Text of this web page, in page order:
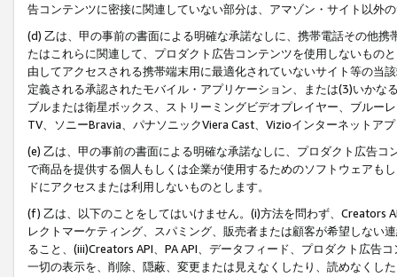
告コンテンツに密接に関連していない部分は、アマゾン・サイト以外
(d) 乙は、甲の事前の書面による明確な承諾なしに、携帯電話その他
たはこれらに関連して、プロダクト広告コンテンツを使用しないもの
由してアクセスされる携帯端末用に最適化されていないサイト等の当
定義される承認されたモバイル・アプリケーション、または(3)いか
ブルまたは衛星ボックス、ストリーミングビデオプレイヤー、ブルー
TV、ソニーBravia、パナソニックViera Cast、Vizioインターネットア
(e) 乙は、甲の事前の書面による明確な承諾なしに、プロダクト広告
で商品を提供する個人もしくは企業が使用するためのソフトウェアも
ドにアクセスまたは利用しないものとします。
(f) 乙は、以下のことをしてはいけません。(i)方法を問わず、Creators
レクトマーケティング、スパミング、販売者または顧客が希望しない
ること、(iii)Creators API、PA API、データフィード、プロダクト広告
一切の表示を、削除、隠蔽、変更または見えなくしたり、読めなくし